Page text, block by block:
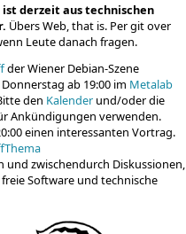
ist derzeit aus technischen
Übers Web, that is. Per git over
Leute danach fragen.
der Wiener Debian-Szene
ab 19:00 im Metalab
den Kalenderund/oder die
Ankündigungen verwenden.
einen interessanten Vortrag.
und zwischendurch Diskussionen,
Software und technische